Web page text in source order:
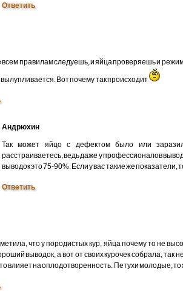
Ответить
всем правилам следуешь, и яйца проверяешь и
вылупливается. Вот почему так происходит
Андрюхин
Так может яйцо с дефектом было или
расстраиваетесь, ведь даже у профессионалов
выводок это 75-90%. Если у вас такие же показатели,
Ответить
что у породистых кур, яйца почему то не
выводок, а вот от своих курочек собрала, так
влияет на оплодотворенность. Петухи молодые,